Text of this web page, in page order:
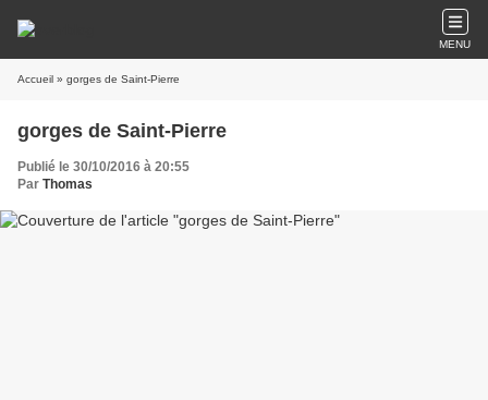
MENU
Accueil » gorges de Saint-Pierre
gorges de Saint-Pierre
Publié le 30/10/2016 à 20:55
Par Thomas